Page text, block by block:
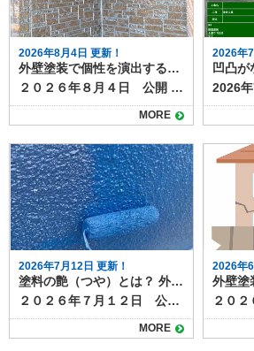
2026年8月4日 更新！
外壁塗装で個性を演出する多彩工法とは？模様仕上げの魅力と特徴
２０２６年８月４日 公開 外壁塗装というと「単色で塗るだけ」というイメージを持つ人も多いですが、近年は色だけでなく模様をつける塗装も人気を集めています。 その代表的な塗装方法が「多彩工法」です。色と質感を組み合わせた独自の仕上がりが得られ、住まいの印象を大きく変えることができます。 目次多彩工法とは多彩工法のメリット高級感と個性を演出デザインの自由度が高い既存外壁の質感を活かせる汚れが目立ちにくい多彩工法の施工方法仕上がりのバリエーション注意点と費用の目安京都・滋賀で多彩工法なら塗り達にお任せ！ 多彩工法とは 多彩工法とは、２色又は３色の組み合わせ、自然な陰影をつけながら仕上げる塗装方法です。ベースとなる色の上から、粒状の塗料や異なる色の塗材を重ねることで、深みや立体感のある模様を作り出します。 サイディング外壁の凹凸を活かす施工方法なので、元々ある柄を以下shながら塗装したり、天然石調やレンガ調など高級感を演出することも可能です。 ▶多彩工法プラン 多彩工法のメリット 多彩工法を使った塗装には様々なメリットがあります。仕上がりの美しさだけではなくもちろん塗装工事としての耐久性もばっちりあります。 高級感と個性を演出 光の当たり方や見る角度によって表情が変わり、単色塗装では得られない高級感が生まれます。 #gallery-2 { margin: auto; } #gallery-2 .gallery-item { float: left; margin-top: 10px; text-align: center; width: 50%; } #gallery-2 img { border: 2px solid #cfcfcf; } #gallery-2 .gallery-caption { margin-left: 0; } /* see gallery_shortcode() in wp-includes/media.php */ 施工前 施工後 デザインの自由度が高い 色の組み合わせや粒の大きさ、模様の出し方などを調整できるため、周囲の家と差別化しやすくなります。 既存外壁の質感を活かせる サイディングの模様を残したまま色だけを変える「クリヤー仕上げ」や、上から模様を重ねる方法もあり、リフォームでも新築のような仕上がりにできます。 汚れが目立ちにくい 多色使いのため、雨だれや埃などの汚れが単色よりも目立ちにくいという特徴があります。 多彩工法の施工方法 多彩工法は特殊な専用ローラーを使って、多彩工法専用塗料を塗っていく施工方法です。 施工には通常の塗装よりも技術が必要で、塗料の販売元であるスズカファインの認定施工店でしか施工できない工法です。多彩工法をご希望の場合は、経験豊富な職人が在籍する認定施工店に依頼することが重要です。 仕上がりのバリエーション 多彩工法には、２色又は３色仕上げ、色の組み合わせによって天然石風・砂壁風・チップ入り・グラデーション調などさまざまなパターンがあります。 例えば、ベージュ系のベースにブラウンやホワイトのチップを加えると落ち着いた印象に、グレー系にブルーの粒を混ぜるとモダンな雰囲気になります。色の組み合わせ次第で和風にも洋風にも対応可能です。 注意点と費用の目安 多彩工法は通常の単色塗装よりも工程や材料が増えるため、費用は1.2〜1.5倍程度になる場合があります。 また、部分補修の際には模様を再現する必要があるため、同じ職人や塗料を使うことが望ましいでしょう。 玄関周りや外塀だけなど一部分への施工も可能です。認定施工店にぜひご相談ください。 ▶多彩工法の施工事例はこちら 京都・滋賀で多彩工法なら塗り達にお任せ！ 外壁塗装の模様仕上げ、とくに多彩工法は、住まいの個性を引き立てる魅力的な方法です。高級感やデザイン性を求める方にはぴったりの工法ですが、仕上がりの満足度は職人の腕に大きく左右されます。施工事例を確認しながら、自分の家に合ったデザインを検討することが大切です。 京都・滋賀で多彩工法をご希望なら、認定施工店の塗り達にご相談ください！施工実績も多数あります！
MORE
2026年
2026年7月12日 更新！
塗料の艶（つや）とは？ 外壁塗装を考えるなら知っておきたい基礎知識
２０２６年７月１２日 公開 この記事では、塗料の艶（つや）について解説しています。 外壁塗装の打ち合わせで塗料を選ぶ際に「艶あり」「艶なし」などの言葉を聞いて、どのような違いがあるのか気になったことはありませんか？ 「塗料の艶」とは、簡単に言えば塗装面の光沢の度合いのこと。見た目の印象を大きく左右するだけでなく、耐久性や汚れの付きやすさにも関係します。 本記事では、塗料の艶の種類と特徴、それぞれのメリット・デメリットについて解説します。 目次塗料の艶の種類は5段階が基本艶の違いで何が変わる？仕上がりの印象塗料の艶加減の調整方法艶を選ぶときの注意点 塗料の艶の種類は5段階が基本 一般的な外壁用塗料は、以下のように艶の度合いを5段階に分けて選ぶことができます。 艶あり（100％艶） 7分艶（70％艶） 5分艶（50％艶） 3分艶（30％艶） 艶消し（0％艶） 数字が大きいほど光沢が強く、ピカピカ・テカテカした仕上がりになります。逆に、艶が少ないほど落ち着いたマットな印象になります。 艶の違いで何が変わる？仕上がりの印象 塗料の艶加減には、以下のような特徴があります。 艶あり・7分艶の特徴 → 光沢があり、塗膜表面がつるつるとなめらかなので汚れが付きにくく、耐久性が高いとされます。新築のような仕上がりにしたい方におすすめです。 5分艶・3分艶の特徴 → 適度な艶を抑え、上品で落ち着いた印象に。汚れにくさと見た目のバランスが取れています。 艶消しの特徴 → マットな質感で、高級感や和風の外観にぴったり。ただし、表面がややザラついているため汚れが付きやすく、耐久性もやや劣る傾向があります。 塗料の艶加減の調整方法 塗料はもともと艶ありの状態でテカテカな状態が基本です。 艶を落としたい場合は、ツヤ消し剤を入れてツヤを消していきます。 ツヤ消し剤は添加物なので、艶あり（添加物なし）よりも、ツヤ消し剤がたくさん入っている塗料のほうが、耐久性などの性能面で多少劣るといわれます。 無機塗料など元々耐久性のたかい塗料を選ぶ場合、艶なしまでツヤ加減を落としてしまうと、添加物がたくさん入ることになり、無機塗料本来の耐久性が十分に発揮されない恐れがあります。塗料のグレードとツヤ加減を選ぶ際には施工店に相談しながら決めるとよいでしょう。 艶を選ぶときの注意点 塗料の艶加減は、仕上がりや見た目の好みだけでなく、以下の点も踏まえて選ぶのがおすすめです。 日当たりの良い場所は艶が目立ちやすい 光が強く当たる面は、艶の具合がはっきり見えるため、光沢を抑えた方が自然に見えることもあります。光りすぎると、選んだ塗料が白っぽく見えます。 外壁材の風合いを活かしたい場合は艶控えめが◎ サイディングやモルタルの質感を残したい場合は、艶を抑えることで自然な印象になります。 汚れやすい立地なら艶ありがおすすめ 車通りが多い場所や湿気の多い場所では、汚れが付きにくい艶ありが機能面で優れています。 塗料の艶は、外壁の印象やメンテナンス性に関わる大事な要素です。塗料そのものの性能と併せて、仕上がりイメージや周囲の環境にも配慮して選ぶことが大切です。塗装前にはサンプル板や施工事例で艶感を確認しておくと、仕上がりに満足しやすくなります。
MORE
2026年